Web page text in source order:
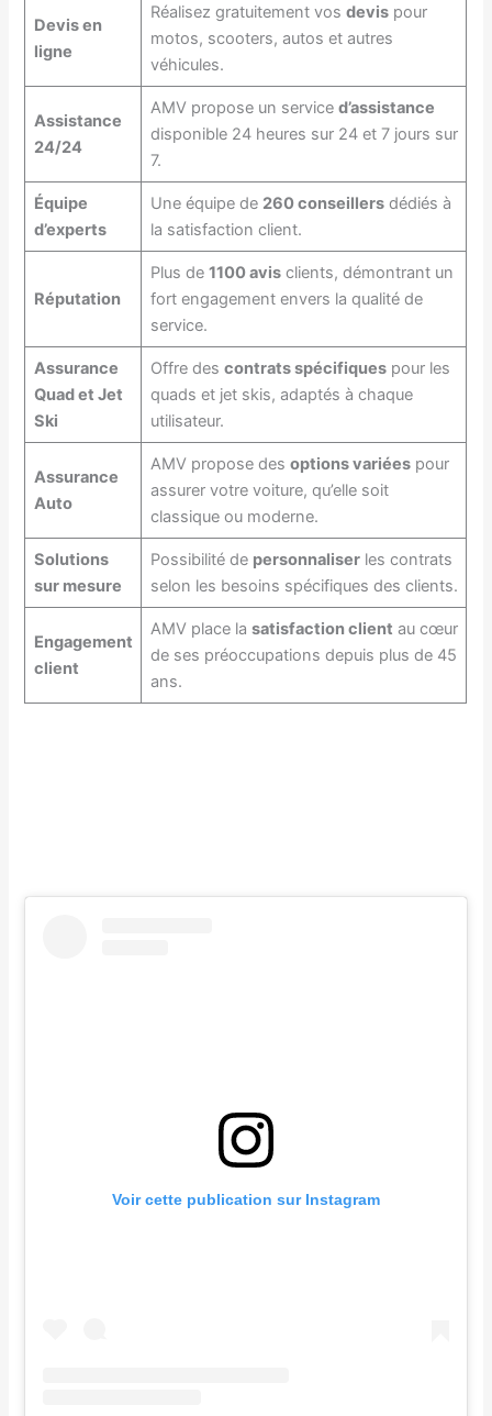
Devis en
ligne
Réalisez gratuitement vos devispour
motos, scooters, autos et autres
véhicules.
Assistance
24/24
AMV propose un service d’assistance
disponible 24 heures sur 24 et 7 jours sur
7.
Équipe
d’experts
Une équipe de 260 conseillersdédiés à
la satisfaction client.
Réputation
Plus de 1100 avisclients, démontrant un
fort engagement envers la qualité de
service.
Assurance
Quad et Jet
Ski
Offre des contrats spécifiquespour les
quads et jet skis, adaptés à chaque
utilisateur.
Assurance
Auto
AMV propose des options variéespour
assurer votre voiture, qu’elle soit
classique ou moderne.
Solutions
sur mesure
Possibilité de personnaliserles contrats
selon les besoins spécifiques des clients.
Engagement
client
AMV place la satisfaction client au cœur
de ses préoccupations depuis plus de 45
ans.
Voir cette publication sur Instagram